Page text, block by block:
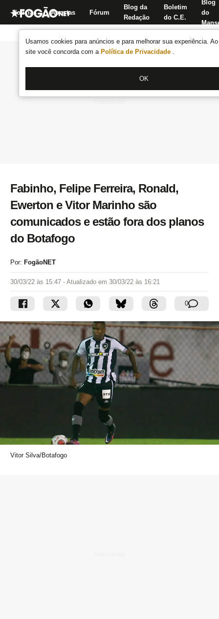
Usamos cookies para anúncios e para melhorar sua experiência.
site você concorda com a Política de Privacidade .
OK
Notícias Apostas Fórum
Blog da
Redação
Boletim
do C.E.
Blog
do
Fabinho, Felipe Ferreira, Ronald,
Ewerton e Vitor Marinho são
comunicados e estão fora dos planos
do Botafogo
Por: FogãoNET
30/03/22 às 15:47 - Atualizado em 30/03/22 às 16:21
0
Vitor Silva/Botafogo